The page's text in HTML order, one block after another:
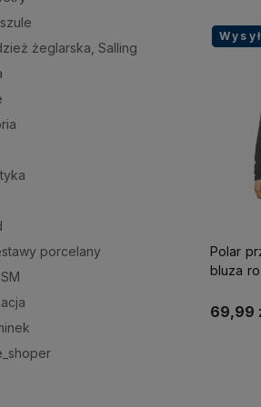
żeglarska, Salling
porcelany
Polar
bluza
69,99